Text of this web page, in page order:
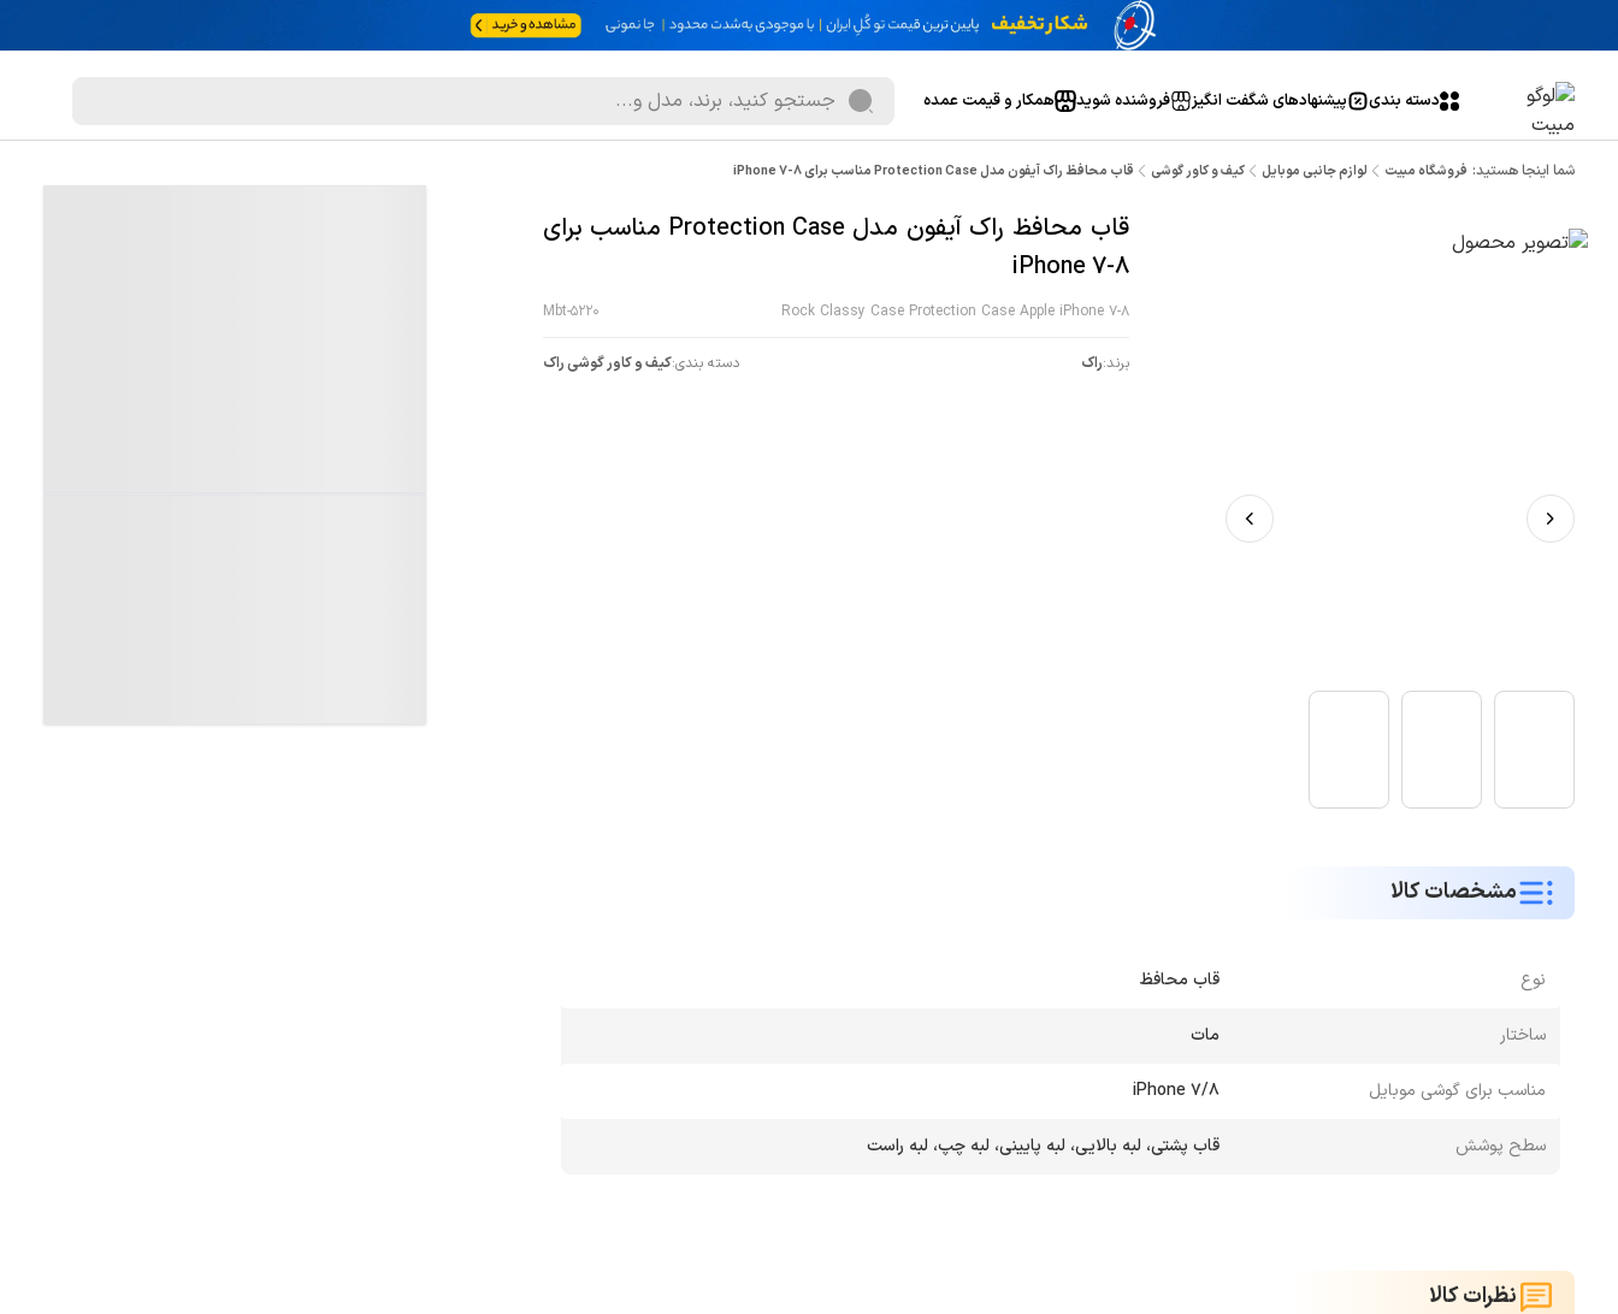
دسته بندی پیشنهاد‌های شگفت انگیز فروشنده شوید همکار و قیمت عمده
شما اینجا هستید: فروشگاه مبیت لوازم جانبی موبایل کیف و کاور گوشی قاب محافظ راک آیفون مدل Protection Case مناسب برای iPhone 7-8
قاب محافظ راک آیفون مدل Protection Case مناسب برای
iPhone 7-8
Rock Classy Case Protection Case Apple iPhone 7-8
Mbt-5220
برند:راک دسته بندی:کیف و کاور گوشی راک
مشخصات کالا
نوع قاب محافظ
ساختار مات
مناسب برای گوشی موبایل iPhone 7/8
سطح پوشش قاب پشتی، لبه بالایی، لبه پایینی، لبه چپ، لبه راست
نظرات کالا